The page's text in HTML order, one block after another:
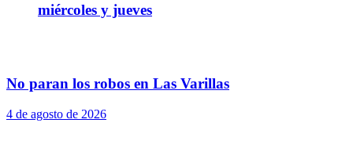
miércoles y jueves
No paran los robos en Las Varillas
4 de agosto de 2026